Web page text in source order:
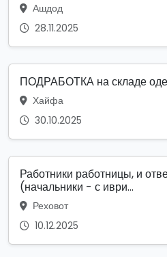
Ашдод
28.11.2025
ПОДРАБОТКА на складе
Хайфа
30.10.2025
Работники работницы, и
(начальники - с иври...
Реховот
10.12.2025